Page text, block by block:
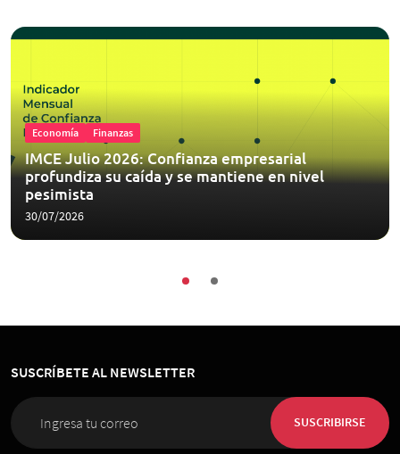
Economía Finanzas
IMCE Julio 2026: Confianza empresarial
profundiza su caída y se mantiene en nivel
pesimista
30/07/2026
SUSCRÍBETE AL NEWSLETTER
SUSCRIBIRSE